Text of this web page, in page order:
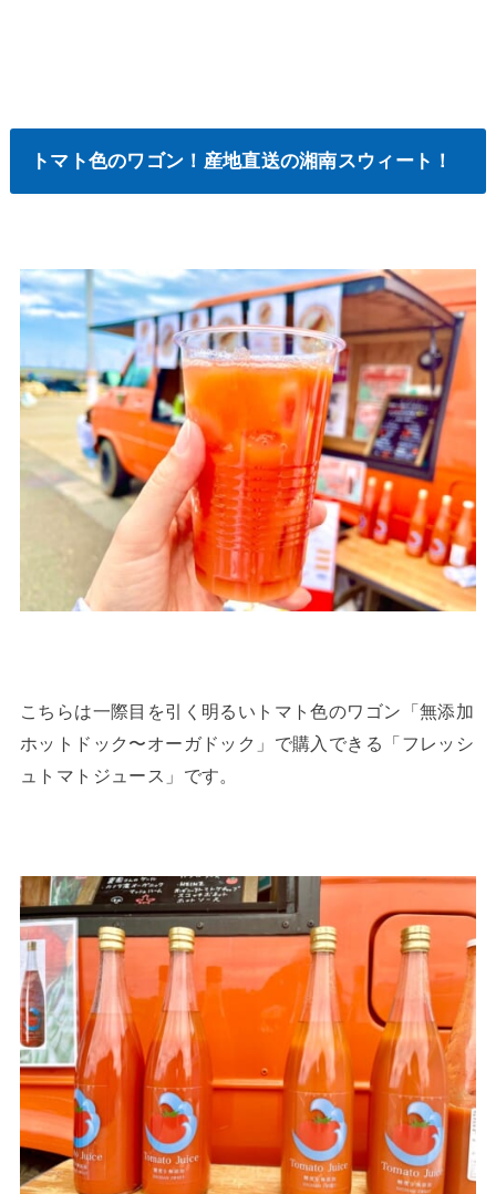
トマト色のワゴン！産地直送の湘南スウィート！
こちらは一際目を引く明るいトマト色のワゴン「無添加
ホットドック〜オーガドック」で購入できる「フレッシ
ュトマトジュース」です。